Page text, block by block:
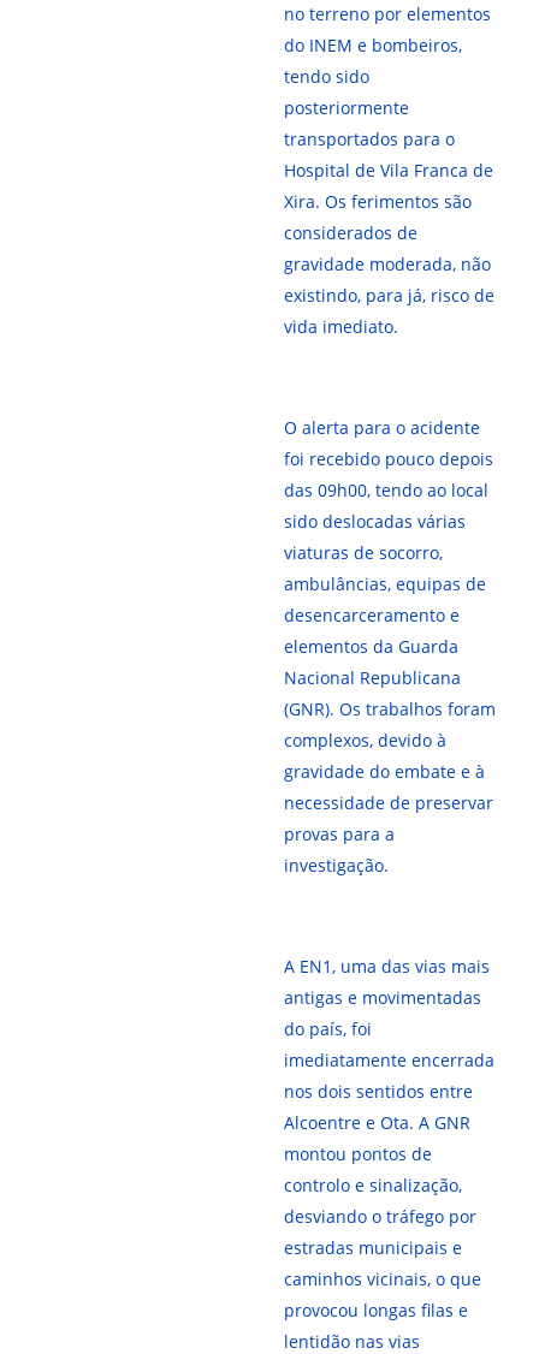
no terreno por elementos
do INEM e bombeiros,
tendo sido
posteriormente
transportados para o
Hospital de Vila Franca de
Xira. Os ferimentos são
considerados de
gravidade moderada, não
existindo, para já, risco de
vida imediato.
O alerta para o acidente
foi recebido pouco depois
das 09h00, tendo ao local
sido deslocadas várias
viaturas de socorro,
ambulâncias, equipas de
desencarceramento e
elementos da Guarda
Nacional Republicana
(GNR). Os trabalhos foram
complexos, devido à
gravidade do embate e à
necessidade de preservar
provas para a
investigação.
A EN1, uma das vias mais
antigas e movimentadas
do país, foi
imediatamente encerrada
nos dois sentidos entre
Alcoentre e Ota. A GNR
montou pontos de
controlo e sinalização,
desviando o tráfego por
estradas municipais e
caminhos vicinais, o que
provocou longas filas e
lentidão nas vias